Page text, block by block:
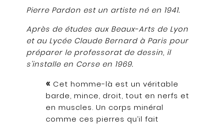
Pierre Pardon est un artiste né en 1941.
Après de études aux Beaux-Arts de Lyon
et au Lycée Claude Bernard à Paris pour
préparer le professorat de dessin, il
s’installe en Corse en 1969.
« Cet homme-là est un véritable
barde, mince, droit, tout en nerfs et
en muscles. Un corps minéral
comme ces pierres qu’il fait